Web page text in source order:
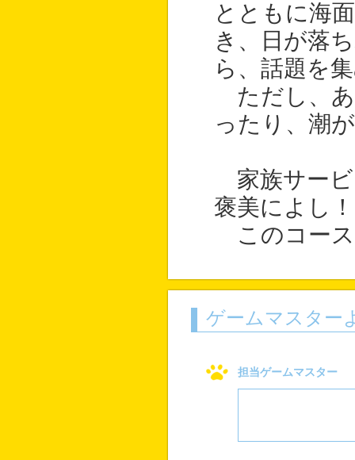
とともに海
き、日が落
ら、話題を
ただし、あ
ったり、潮
家族サービ
褒美によし！
このコース
ゲームマスター
担当ゲームマスター